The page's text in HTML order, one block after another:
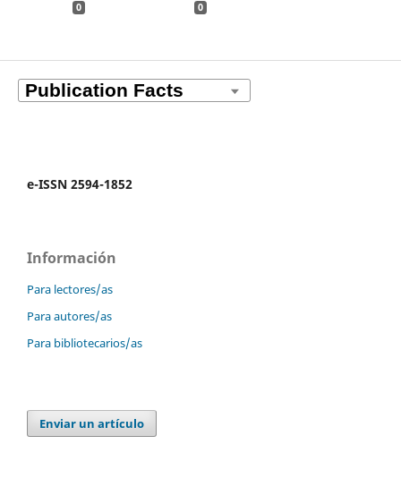
0 0
e-ISSN 2594-1852
Información
Para lectores/as
Para autores/as
Para bibliotecarios/as
Enviar un artículo